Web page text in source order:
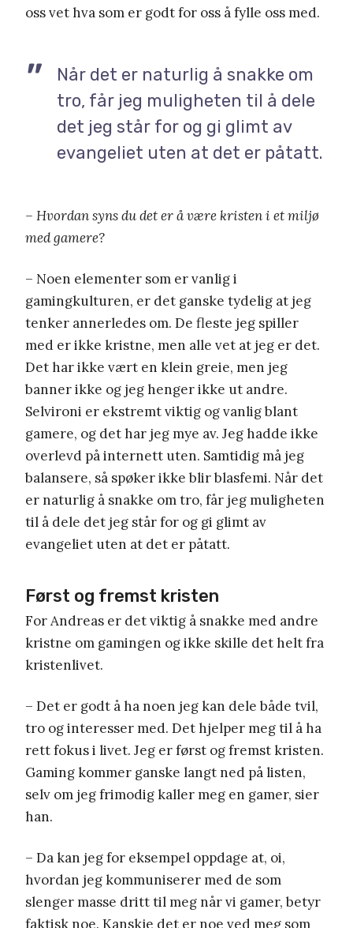
oss vet hva som er godt for oss å fylle oss med.
Når det er naturlig å snakke om
tro, får jeg muligheten til å dele
det jeg står for og gi glimt av
evangeliet uten at det er påtatt.
– Hvordan syns du det er å være kristen i et miljø
med gamere?
– Noen elementer som er vanlig i
gamingkulturen, er det ganske tydelig at jeg
tenker annerledes om. De fleste jeg spiller
med er ikke kristne, men alle vet at jeg er det.
Det har ikke vært en klein greie, men jeg
banner ikke og jeg henger ikke ut andre.
Selvironi er ekstremt viktig og vanlig blant
gamere, og det har jeg mye av. Jeg hadde ikke
overlevd på internett uten. Samtidig må jeg
balansere, så spøker ikke blir blasfemi. Når det
er naturlig å snakke om tro, får jeg muligheten
til å dele det jeg står for og gi glimt av
evangeliet uten at det er påtatt.
Først og fremst kristen
For Andreas er det viktig å snakke med andre
kristne om gamingen og ikke skille det helt fra
kristenlivet.
– Det er godt å ha noen jeg kan dele både tvil,
tro og interesser med. Det hjelper meg til å ha
rett fokus i livet. Jeg er først og fremst kristen.
Gaming kommer ganske langt ned på listen,
selv om jeg frimodig kaller meg en gamer, sier
han.
– Da kan jeg for eksempel oppdage at, oi,
hvordan jeg kommuniserer med de som
slenger masse dritt til meg når vi gamer, betyr
faktisk noe. Kanskje det er noe ved meg som